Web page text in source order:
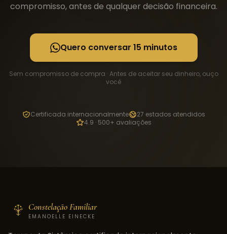
compromisso, antes de qualquer decisão financeira.
Quero conversar 15 minutos
Sem compromisso de compra · Antes de aceitar seu dinheiro, ouço
você
Certificada internacionalmente
27 estados atendidos
4.9 · 500+ avaliações
Constelação Familiar
EMANOELLE EINECKE